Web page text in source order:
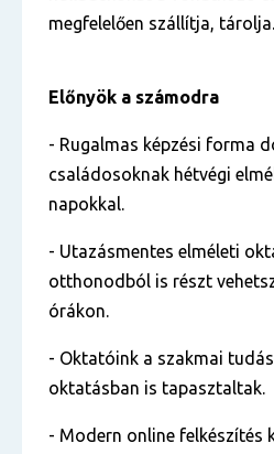
megfelelően szállítja, tárolja.
Előnyök a számodra
- Rugalmas képzési forma
családosoknak hétvégi
napokkal.
- Utazásmentes elméleti
otthonodból is részt
órákon.
- Oktatóink a szakmai
oktatásban is tapasztaltak.
- Modern online felkészítés